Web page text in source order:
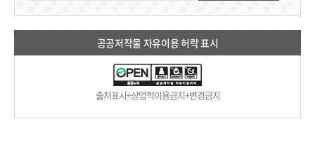
공공저작물 자유이용 허락 표시
출처표시+상업적이용금지+변경금지